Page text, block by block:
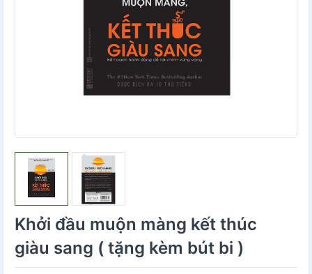
Khởi đầu muộn màng kết thúc
giàu sang ( tặng kèm bút bi )